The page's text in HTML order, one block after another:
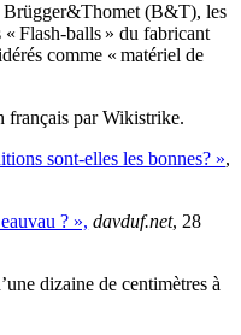
Brügger&Thomet (B&T), les
Flash-balls » du fabricant
comme « matériel de
français par Wikistrike.
sont-elles les bonnes? »,
? », davduf.net, 28
dizaine de centimètres à